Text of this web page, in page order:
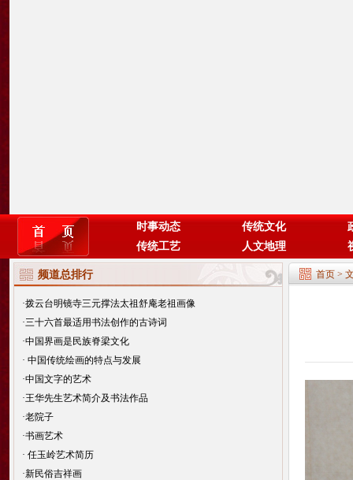
时事动态 传统文化
传统工艺
人文地理
频道总排行
·拨云台明镜寺三元撑法太祖舒庵老祖画像
·三十六首最适用书法创作的古诗词
·中国界画是民族脊梁文化
· 中国传统绘画的特点与发展
·中国文字的艺术
·王华先生艺术简介及书法作品
·老院子
·书画艺术
· 任玉岭艺术简历
·新民俗吉祥画
首页>